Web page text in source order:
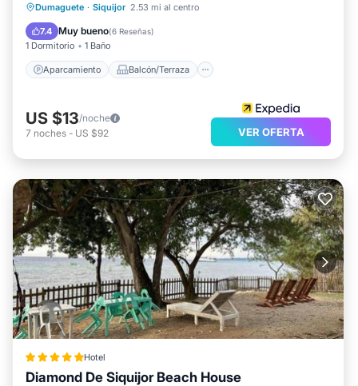
Dumaguete · Siquijor 2.53 mi al centro
7.4 Muy bueno(6 Reseñas)
1 Dormitorio 1 Baño
Aparcamiento Balcón/Terraza
Aparcamiento
Balcón/Terraza
Cocina
Internet
US $13/noche
7 noches - US $92 VER OFERTA
Hotel
Diamond De Siquijor Beach House